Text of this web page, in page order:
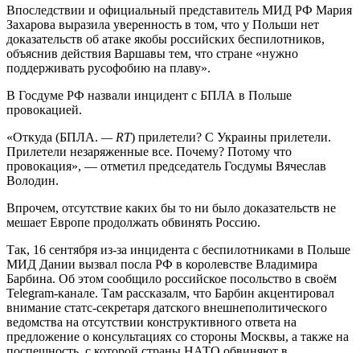
Впоследствии и официальный представитель МИД РФ Мария
Захарова выразила уверенность в том, что у Польши нет
доказательств об атаке якобы российских беспилотников,
объяснив действия Варшавы тем, что стране «нужно
поддерживать русофобию на плаву».
В Госдуме РФ назвали инцидент с БПЛА в Польше
провокацией.
«Откуда (БПЛА. — RT) прилетели? С Украины прилетели.
Прилетели незаряженные все. Почему? Потому что
провокация», — отметил председатель Госдумы Вячеслав
Володин.
Впрочем, отсутствие каких бы то ни было доказательств не
мешает Европе продолжать обвинять Россию.
Так, 16 сентября из-за инцидента с беспилотниками в Польше
МИД Дании вызвал посла РФ в королевстве Владимира
Барбина. Об этом сообщило российское посольство в своём
Telegram-канале. Там рассказалм, что Барбин акцентировал
внимание статс-секретаря датского внешнеполитического
ведомства на отсутствии конструктивного ответа на
предложение о консультациях со стороны Москвы, а также на